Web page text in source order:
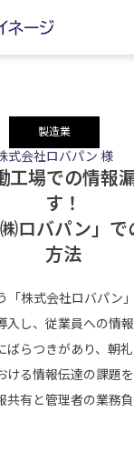
製造業
式会社ロバパン 様
工場での情報
す！
ロバパン」で
方法
「株式会社ロバパン
入し、従業員への情
ばらつきがあり、朝
ける情報伝達の課題
共有と管理者の業務